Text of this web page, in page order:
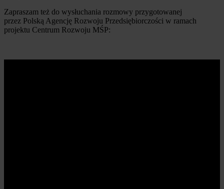
Zapraszam też do wysłuchania rozmowy przygotowanej
przez Polską Agencję Rozwoju Przedsiębiorczości w ramach
projektu Centrum Rozwoju MŚP: